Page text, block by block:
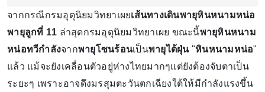
จากกรณีกรมอุตุนิยมวิทยาเผยเส้นทางเดินพายุหินหนามหน่อ
พายุลูกที่ 11 ล่าสุดกรมอุตุนิยมวิทยาเผย ขณะนี้พายุหินหนาม
หน่อทวีกำลังจากพายุโซนร้อนเป็นพายุไต้ฝุ่น"หินหนามหน่อ"
แล้ว แม้จะยังเคลื่อนตัวอยู่ห่างไทยมากๆแต่ยังต้องจับตาเป็น
ระยะๆ เพราะอาจดึงมรสุมตะวันตกเฉียงใต้ให้มีกำลังแรงขึ้น